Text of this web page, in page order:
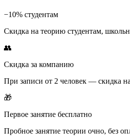
−10% студентам
Скидка на теорию студентам,
👥
Скидка за компанию
При записи от 2 человек — скидка
🎁
Первое занятие бесплатно
Пробное занятие теории очно, без